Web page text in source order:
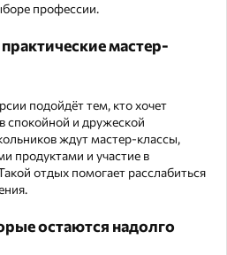
профессии.
мастер-
подойдёт тем, кто хочет
спокойной и дружеской
ждут мастер-классы,
продуктами и участие в
отдых помогает расслабиться
остаются надолго